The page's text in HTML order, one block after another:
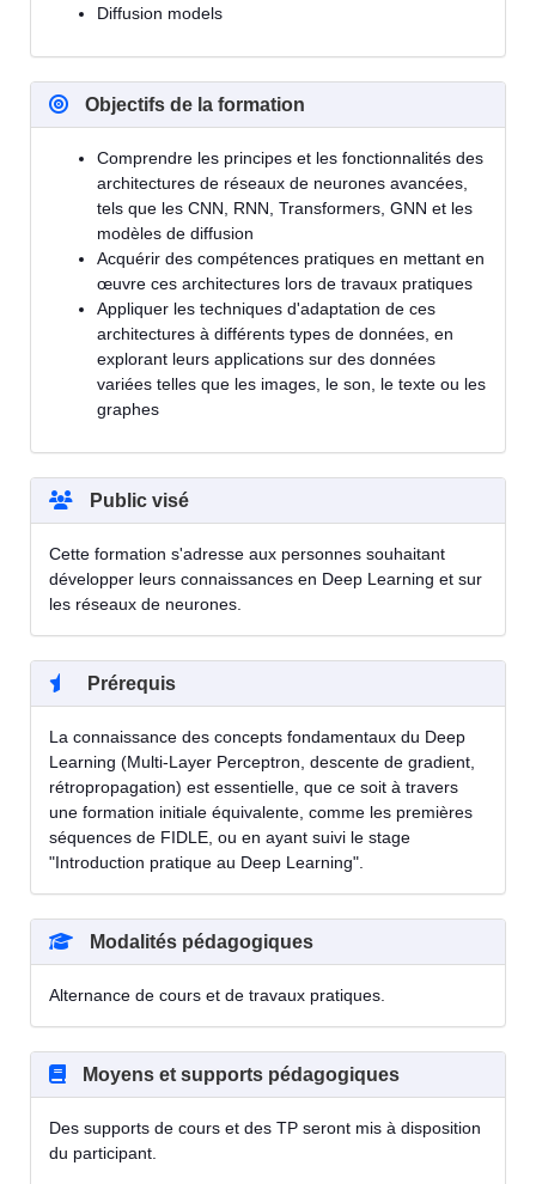
Diffusion models
Objectifs de la formation
Comprendre les principes et les fonctionnalités des
architectures de réseaux de neurones avancées,
tels que les CNN, RNN, Transformers, GNN et les
modèles de diffusion
Acquérir des compétences pratiques en mettant en
œuvre ces architectures lors de travaux pratiques
Appliquer les techniques d'adaptation de ces
architectures à différents types de données, en
explorant leurs applications sur des données
variées telles que les images, le son, le texte ou les
graphes
Public visé
Cette formation s'adresse aux personnes souhaitant
développer leurs connaissances en Deep Learning et sur
les réseaux de neurones.
Prérequis
La connaissance des concepts fondamentaux du Deep
Learning (Multi-Layer Perceptron, descente de gradient,
rétropropagation) est essentielle, que ce soit à travers
une formation initiale équivalente, comme les premières
séquences de FIDLE, ou en ayant suivi le stage
"Introduction pratique au Deep Learning".
Modalités pédagogiques
Alternance de cours et de travaux pratiques.
Moyens et supports pédagogiques
Des supports de cours et des TP seront mis à disposition
du participant.